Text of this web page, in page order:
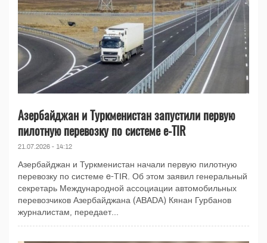
Азербайджан и Туркменистан запустили первую
пилотную перевозку по системе e-TIR
21.07.2026 - 14:12
Азербайджан и Туркменистан начали первую пилотную
перевозку по системе e-TIR. Об этом заявил генеральный
секретарь Международной ассоциации автомобильных
перевозчиков Азербайджана (ABADA) Кянан Гурбанов
журналистам, передает...